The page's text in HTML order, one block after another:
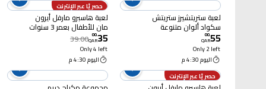
لعبة ستريتشيرز ستريتش
سكواد ألوان متنوعة
55
.
00
QAR
Only 2 left
اليوم 4:30 م
حصريًا عبر الإنترنت
لعبة هاسبرو مارفل أيرون
مان للأطفال بعمر 3 سنوات
فأكثر
35
.
00
QAR
39.00
Only 4 left
اليوم 4:30 م
حصريًا عبر الإنترنت